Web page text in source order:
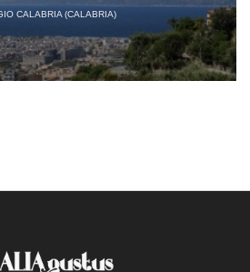
CALABRIA (CALABRIA)